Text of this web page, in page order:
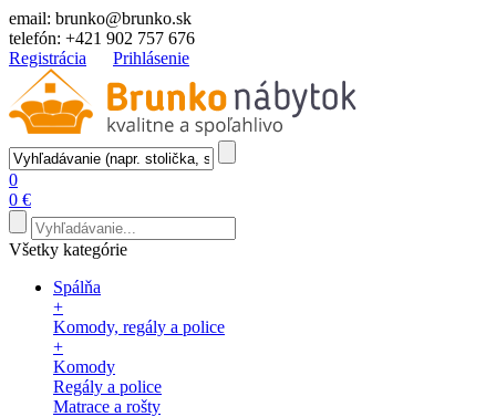
email: brunko@brunko.sk
telefón: +421 902 757 676
Registrácia
Prihlásenie
0
0 €
Všetky kategórie
Spálňa
+
Komody, regály a police
+
Komody
Regály a police
Matrace a rošty